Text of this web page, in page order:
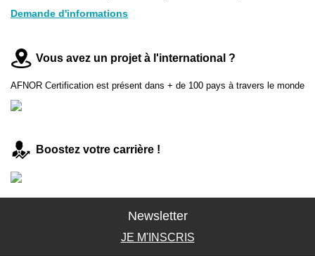
Demande d'informations
Vous avez un projet à l'international ?
AFNOR Certification est présent dans + de 100 pays à travers le monde
Boostez votre carrière !
Newsletter
JE M'INSCRIS